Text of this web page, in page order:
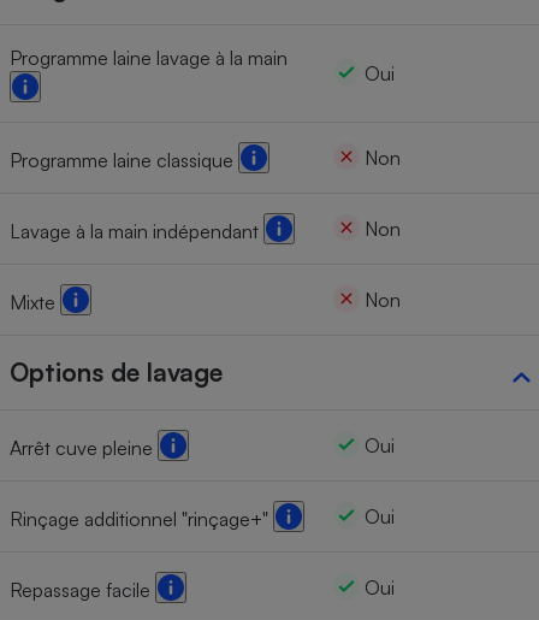
Programme laine lavage à la main
Oui
Programme laine classique Non
Lavage à la main indépendant Non
Mixte Non
Options de lavage
Arrêt cuve pleine Oui
Rinçage additionnel "rinçage+" Oui
Repassage facile Oui